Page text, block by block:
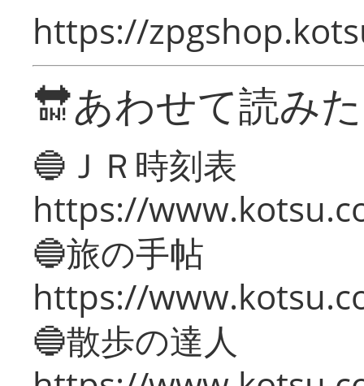
https://
🔛あわせて読み
🔵ＪＲ時刻表
https://
🔵旅の手帖
https://
🔵散歩の達人